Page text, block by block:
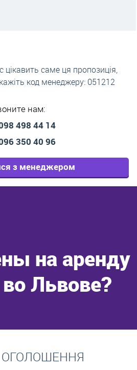
саме ця пропозиція,
код менеджеру: 051212
нам:
498 44 14
350 40 96
з менеджером
на аренду
Львове?
ОГОЛОШЕННЯ